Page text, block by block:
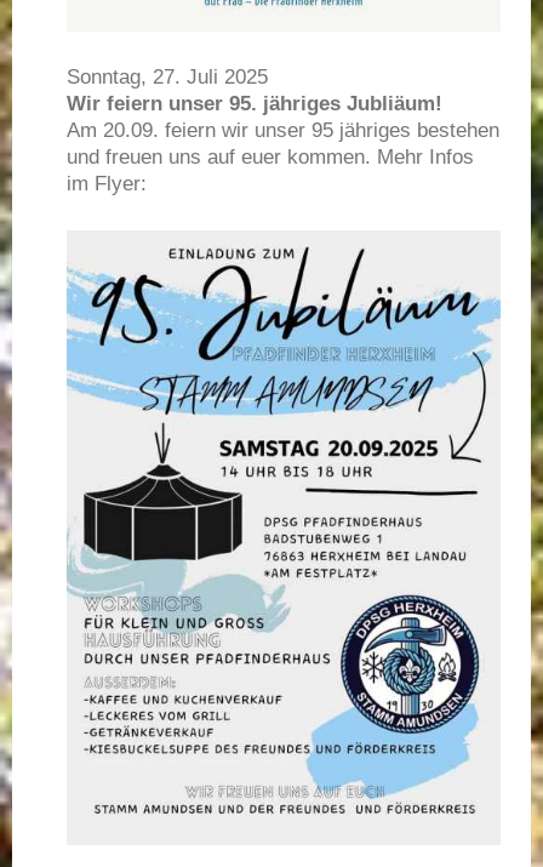
Sonntag, 27. Juli 2025
Wir feiern unser 95. jähriges Jubliäum!
Am 20.09. feiern wir unser 95 jähriges bestehen
und freuen uns auf euer kommen. Mehr Infos
im Flyer: